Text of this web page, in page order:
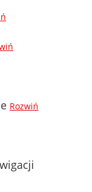
Rozwiń